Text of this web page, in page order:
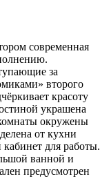
современная
за
второго
красоту
украшена
окружены
от кухни
для работы.
ванной и
предусмотрен